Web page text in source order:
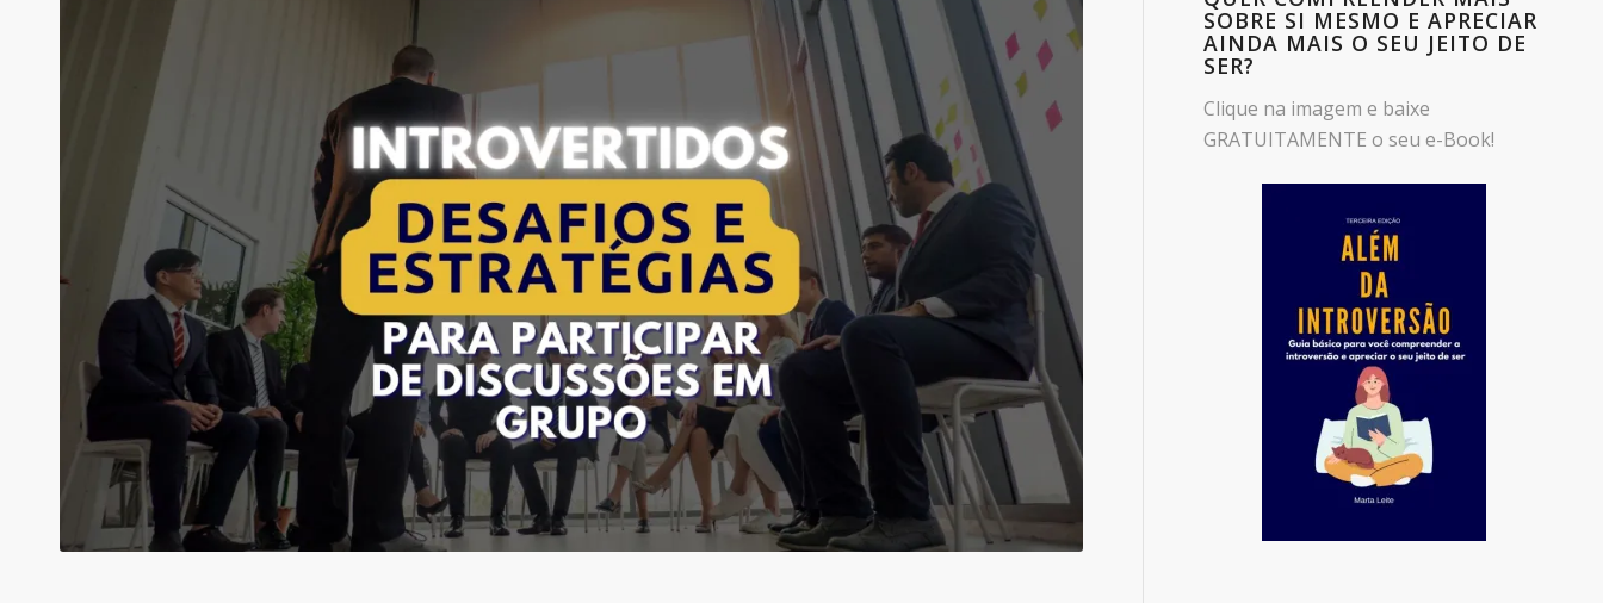
SOBRE SI MESMO E APRECIAR
AINDA MAIS O SEU JEITO DE
SER?
Clique na imagem e baixe
GRATUITAMENTE o seu e-Book!